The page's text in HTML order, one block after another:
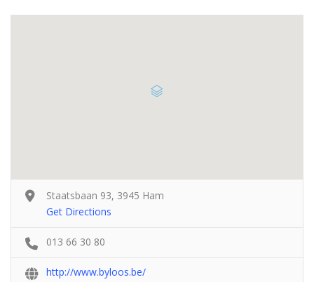
Staatsbaan 93, 3945 Ham
Get Directions
013 66 30 80
http://www.byloos.be/